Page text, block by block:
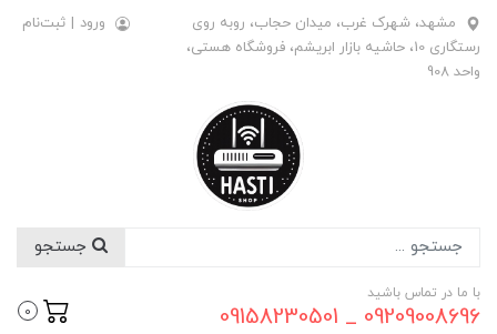
مشهد، شهرک غرب، میدان حجاب، روبه روی
رستگاری 10، حاشیه بازار ابریشم، فروشگاه هستی،
واحد 908
ورود | ثبت‌نام
با ما در تماس باشید
09209008696 _ 09158230501
0